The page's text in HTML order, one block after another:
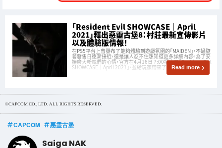
「Resident Evil SHOWCASE｜April
2021」釋出惡靈古堡8：村莊最新宣傳影片
以及體驗版情報！
在PS5平台上曾發布了能夠體驗到遊戲氛圍的「MAIDEN」，不過隨
著發售日逐漸接近，還是讓人忍不住想知道更多詳細內容。為了安
撫廣大粉絲們的心情，官方在4月16日 7:00播出了「Resident Evil
SHOWCASE｜April 2021」，並給玩家帶來了許多全新情報！
Read more
©CAPCOM CO., LTD. ALL RIGHTS RESERVED.
CAPCOM 悪霊古堡
Saiga NAK